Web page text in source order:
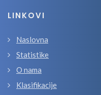
LINKOVI
Naslovna
Statistike
O nama
Klasifikacije